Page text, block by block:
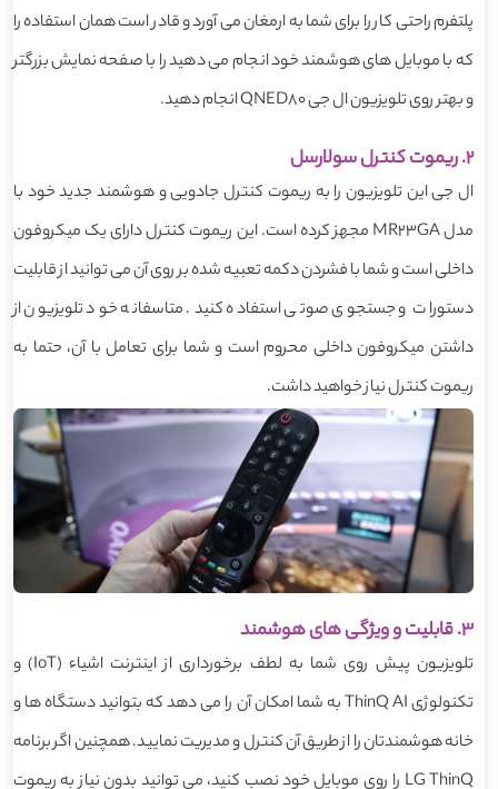
پلتفرم راحتی کار را برای شما به ارمغان می آورد و قادر است همان استفاده را
که با موبایل های هوشمند خود انجام می دهید را با صفحه نمایش بزرگتر
و بهتر روی تلویزیون ال جی QNED80 انجام دهید.
2. ریموت کنترل سولارسل
ال جی این تلویزیون را به ریموت کنترل جادویی و هوشمند جدید خود با
مدل MR23GA مجهز کرده است. این ریموت کنترل دارای یک میکروفون
داخلی است و شما با فشردن دکمه تعبیه شده بر روی آن می توانید از قابلیت
دستورات و جستجوی صوتی استفاده کنید. متاسفانه خود تلویزیون از
داشتن میکروفون داخلی محروم است و شما برای تعامل با آن، حتما به
ریموت کنترل نیاز خواهید داشت.
3. قابلیت و ویژگی های هوشمند
تلویزیون پیش روی شما به لطف برخورداری از اینترنت اشیاء (IoT) و
تکنولوژی ThinQ AI به شما امکان آن را می دهد که بتوانید دستگاه ها و
خانه هوشمندتان را از طریق آن کنترل و مدیریت نمایید. همچنین اگر برنامه
LG ThinQ را روی موبایل خود نصب کنید، می توانید بدون نیاز به ریموت